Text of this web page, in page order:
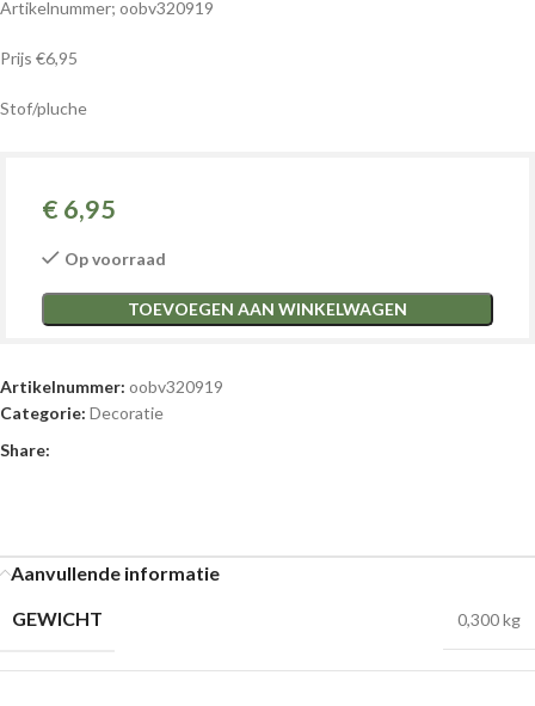
Artikelnummer; oobv320919
Prijs €6,95
Stof/pluche
€ 6,95
Op voorraad
TOEVOEGEN AAN WINKELWAGEN
Artikelnummer: oobv320919
Categorie: Decoratie
Share:
Aanvullende informatie
GEWICHT
0,300 kg